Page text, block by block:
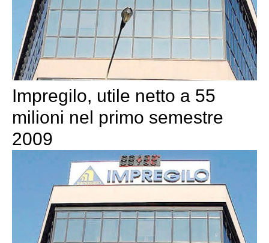
Impregilo, utile netto a 55
milioni nel primo semestre
2009